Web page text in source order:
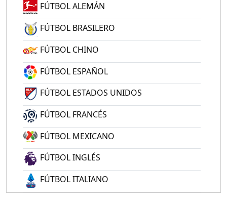
FÚTBOL ALEMÁN
FÚTBOL BRASILERO
FÚTBOL CHINO
FÚTBOL ESPAÑOL
FÚTBOL ESTADOS UNIDOS
FÚTBOL FRANCÉS
FÚTBOL MEXICANO
FÚTBOL INGLÉS
FÚTBOL ITALIANO